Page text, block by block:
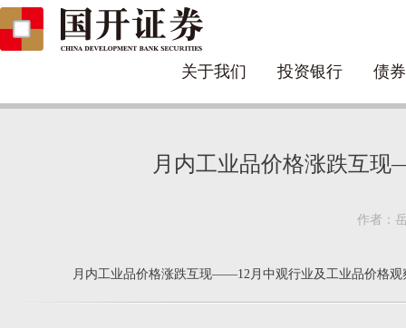
关于我们 投资银行 债
月内工业品价格涨跌互
作者：
月内工业品价格涨跌互现——12月中观行业及工业品价格观